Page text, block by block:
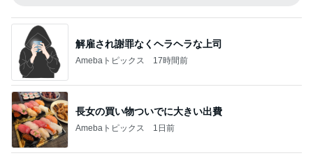
日経平均に比べ寂しい優待株の状況
Amebaトピックス 13時間前